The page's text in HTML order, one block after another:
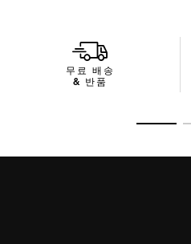
무료 배송
& 반품